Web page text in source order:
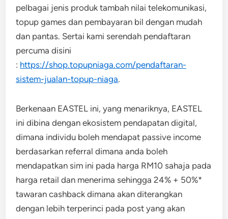
pelbagai jenis produk tambah nilai telekomunikasi,
topup games dan pembayaran bil dengan mudah
dan pantas. Sertai kami serendah pendaftaran
percuma disini
: https://shop.topupniaga.com/pendaftaran-
sistem-jualan-topup-niaga.
Berkenaan EASTEL ini, yang menariknya, EASTEL
ini dibina dengan ekosistem pendapatan digital,
dimana individu boleh mendapat passive income
berdasarkan referral dimana anda boleh
mendapatkan sim ini pada harga RM10 sahaja pada
harga retail dan menerima sehingga 24% + 50%*
tawaran cashback dimana akan diterangkan
dengan lebih terperinci pada post yang akan